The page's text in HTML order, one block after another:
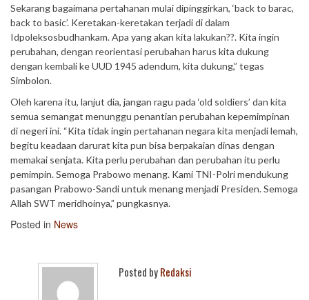
Sekarang bagaimana pertahanan mulai dipinggirkan, ‘back to barac,
back to basic’. Keretakan-keretakan terjadi di dalam
Idpoleksosbudhankam. Apa yang akan kita lakukan??. Kita ingin
perubahan, dengan reorientasi perubahan harus kita dukung
dengan kembali ke UUD 1945 adendum, kita dukung,” tegas
Simbolon.
Oleh karena itu, lanjut dia, jangan ragu pada ‘old soldiers’ dan kita
semua semangat menunggu penantian perubahan kepemimpinan
di negeri ini. “Kita tidak ingin pertahanan negara kita menjadi lemah,
begitu keadaan darurat kita pun bisa berpakaian dinas dengan
memakai senjata. Kita perlu perubahan dan perubahan itu perlu
pemimpin. Semoga Prabowo menang. Kami TNI-Polri mendukung
pasangan Prabowo-Sandi untuk menang menjadi Presiden. Semoga
Allah SWT meridhoinya,” pungkasnya.
Posted in News
Posted byRedaksi